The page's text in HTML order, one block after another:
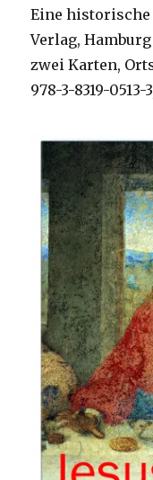
Eine historische
Verlag, Hamburg
zwei Karten,
978-3-8319-